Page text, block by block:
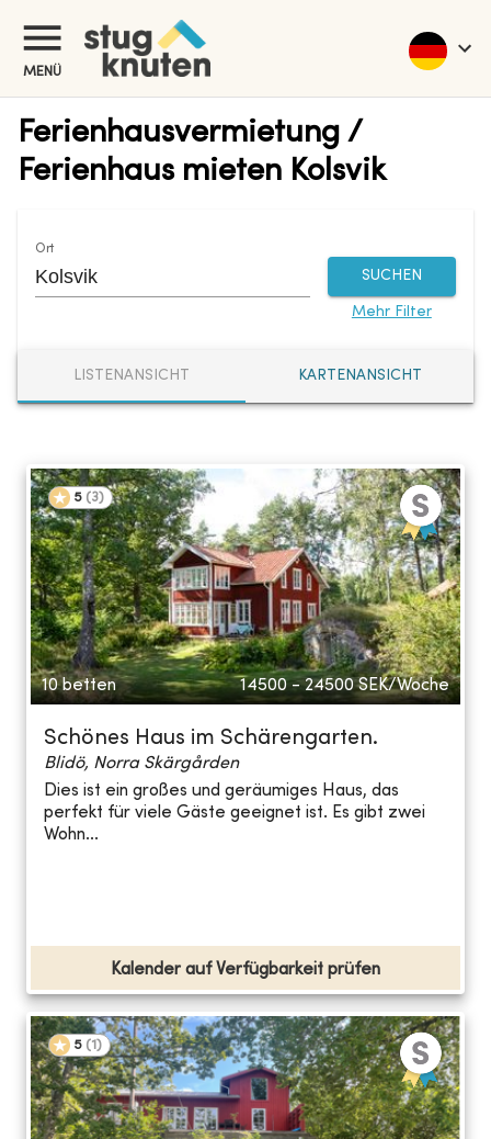
MENÜ
Ferienhausvermietung /
Ferienhaus mieten Kolsvik
Ort
SUCHEN
Mehr Filter
LISTENANSICHT KARTENANSICHT
5 (3)
10 betten 14500 - 24500 SEK/Woche
Schönes Haus im Schärengarten.
Blidö, Norra Skärgården
Dies ist ein großes und geräumiges Haus, das
perfekt für viele Gäste geeignet ist. Es gibt zwei
Wohn...
Kalender auf Verfügbarkeit prüfen
5 (1 )